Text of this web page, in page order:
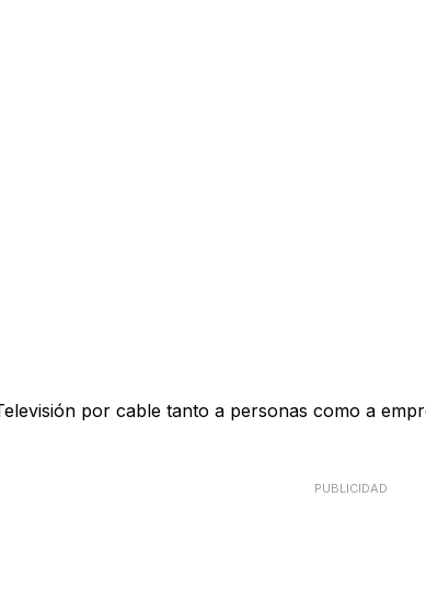
por cable tanto a personas como a
PUBLICIDAD